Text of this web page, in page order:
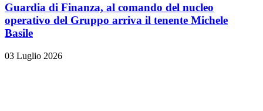
Guardia di Finanza, al comando del nucleo
operativo del Gruppo arriva il tenente Michele
Basile
03 Luglio 2026